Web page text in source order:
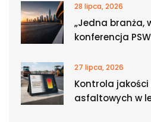
28 lipca, 2026
„Jedna branża,
konferencja
27 lipca, 2026
Kontrola
asfaltowych w